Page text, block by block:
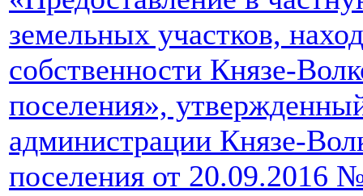
земельных участков,
собственности Князе-
поселения»,
администрации Князе-
поселения от 20.09.2016